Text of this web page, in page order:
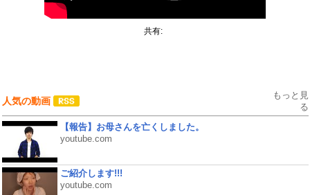
共有:
人気の動画
もっと見
る
【報告】お母さんを亡くしました。
youtube.com
ご紹介します!!!
youtube.com